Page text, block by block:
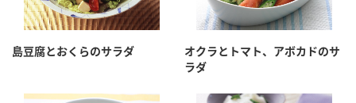
島豆腐とおくらのサラダ
オクラとトマト、アボカドのサ
ラダ